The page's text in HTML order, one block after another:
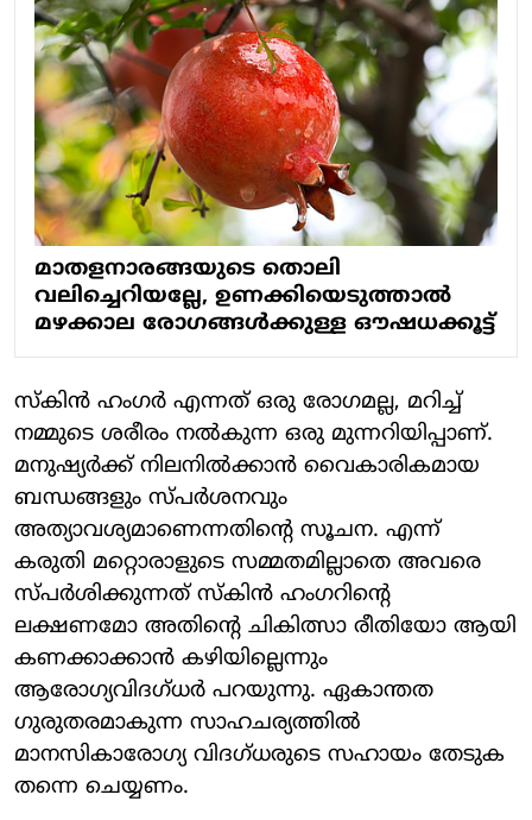
മാതളനാരങ്ങയുടെ തൊലി
വലിച്ചെറിയല്ലേ, ഉണക്കിയെടുത്താൽ
മഴക്കാല രോ​ഗങ്ങൾക്കുള്ള ഔഷധക്കൂട്ട്
സ്കിൻ ഹംഗർ എന്നത് ഒരു രോഗമല്ല, മറിച്ച്
നമ്മുടെ ശരീരം നൽകുന്ന ഒരു മുന്നറിയിപ്പാണ്.
മനുഷ്യർക്ക് നിലനിൽക്കാൻ വൈകാരികമായ
ബന്ധങ്ങളും സ്പർശനവും
അത്യാവശ്യമാണെന്നതിൻ്റെ സൂചന. എന്ന്
കരുതി മറ്റൊരാളുടെ സമ്മതമില്ലാതെ അവരെ
സ്പർശിക്കുന്നത് സ്‌കിൻ ഹംഗറിൻ്റെ
ലക്ഷണമോ അതിൻ്റെ ചികിത്സാ രീതിയോ ആയി
കണക്കാക്കാൻ കഴിയില്ലെന്നും
ആരോഗ്യവിദഗ്ധർ പറയുന്നു. ഏകാന്തത
ഗുരുതരമാകുന്ന സാഹചര്യത്തിൽ
മാനസികാരോഗ്യ വിദഗ്ധരുടെ സഹായം തേടുക
തന്നെ ചെയ്യണം.